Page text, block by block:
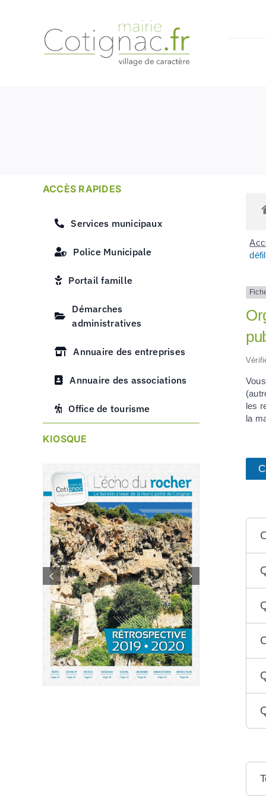
ACCÈS RAPIDES
Services municipaux
Police Municipale
Portail famille
Démarches
administratives
Annuaire des entreprises
Annuaire des associations
Office de tourisme
KIOSQUE
les
la